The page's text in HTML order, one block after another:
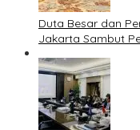
Duta Besar dan
Jakarta Sambut